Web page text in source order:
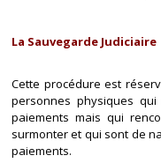
La Sauvegarde Judiciaire
Cette procédure est
personnes physiques
paiements mais qui
surmonter et qui sont de
paiements.